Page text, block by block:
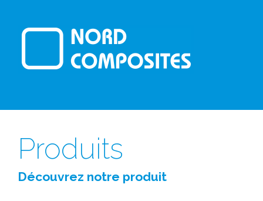
Produits
Découvrez notre produit